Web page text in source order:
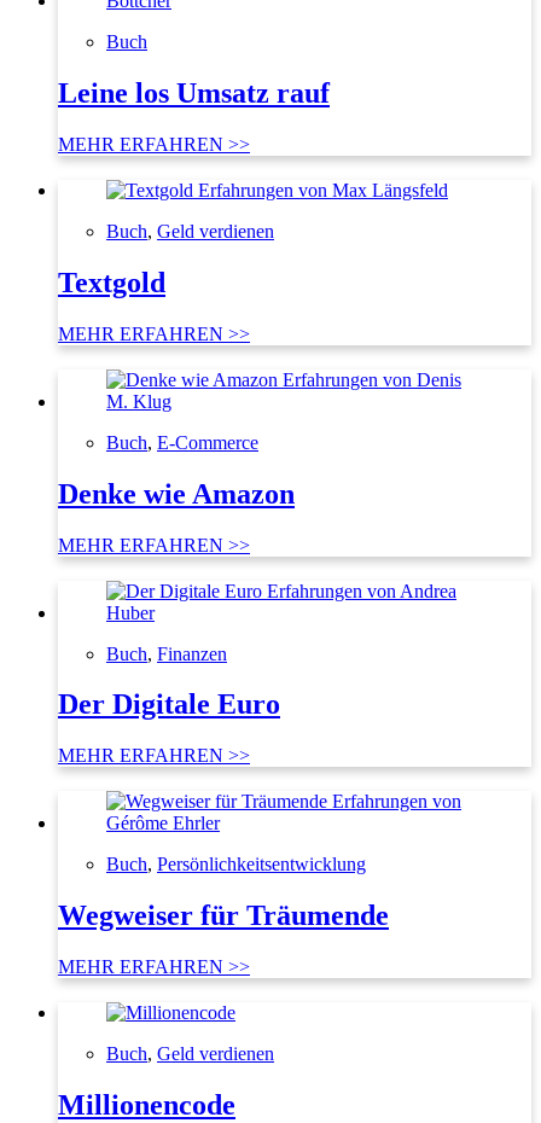
Buch
Leine los Umsatz rauf
MEHR ERFAHREN >>
Buch, Geld verdienen
Textgold
MEHR ERFAHREN >>
Buch, E-Commerce
Denke wie Amazon
MEHR ERFAHREN >>
Buch, Finanzen
Der Digitale Euro
MEHR ERFAHREN >>
Buch, Persönlichkeitsentwicklung
Wegweiser für Träumende
MEHR ERFAHREN >>
Buch, Geld verdienen
Millionencode